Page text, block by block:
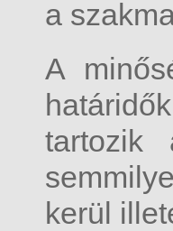
a
A
tartozik
kerül